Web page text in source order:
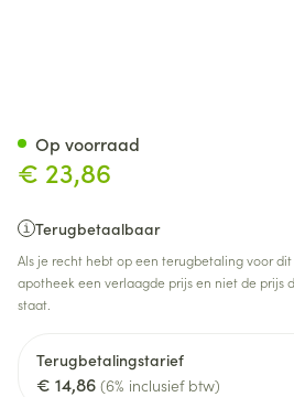
€ 23,86
Terugbetaalbaar
Als je recht hebt op een terugbetaling voor
apotheek een verlaagde prijs en niet de prijs
staat.
Terugbetalingstarief
€ 14,86 (6% inclusief btw)
Op voorraad